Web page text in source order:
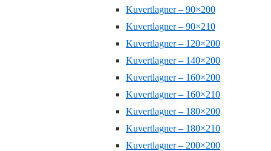
Kuvertlagner – 90×200
Kuvertlagner – 90×210
Kuvertlagner – 120×200
Kuvertlagner – 140×200
Kuvertlagner – 160×200
Kuvertlagner – 160×210
Kuvertlagner – 180×200
Kuvertlagner – 180×210
Kuvertlagner – 200×200